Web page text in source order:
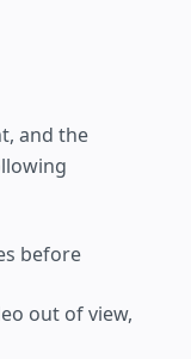
and the
before
out of view,